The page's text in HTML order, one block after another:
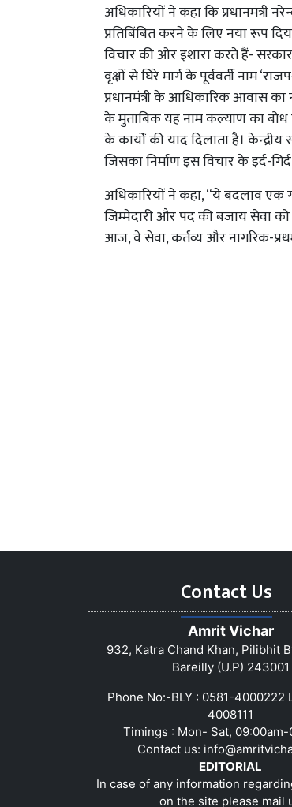
अधिकारियों ने कहा कि प्रधानमंत्री
प्रतिबिंबित करने के लिए नया रूप
विचार की ओर इशारा करते हैं-
वृक्षों से घिरे मार्ग के पूर्ववर्ती नाम
प्रधानमंत्री के आधिकारिक आवास
के मुताबिक यह नाम कल्याण का बोध
के कार्यों की याद दिलाता है।
जिसका निर्माण इस विचार के इर्द-
अधिकारियों ने कहा, ‘‘ये बदलाव एक
जिम्मेदारी और पद की बजाय सेवा को
आज, वे सेवा, कर्तव्य और नागरिक-
Contact Us
Amrit Vichar
932, Katra Chand Khan, Pilibhit
Bareilly (U.P) 243001
Phone No:-BLY : 0581-4000222
4008111
Timings : Mon- Sat, 09:00am-
Contact us:
EDITORIAL
In case of any information
on the site please mail